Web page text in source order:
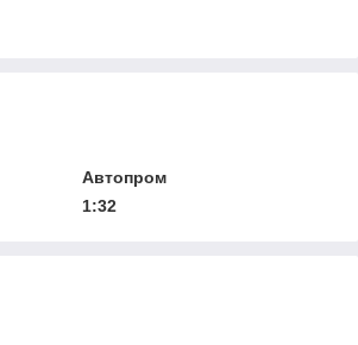
Автопром
1:32